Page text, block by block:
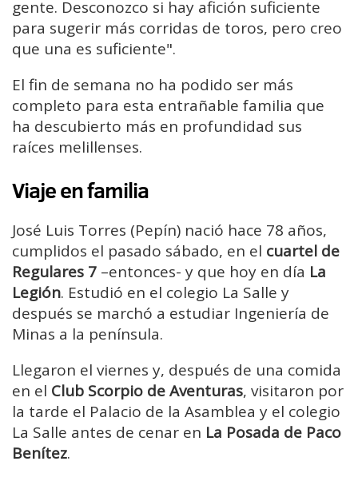
gente. Desconozco si hay afición suficiente
para sugerir más corridas de toros, pero creo
que una es suficiente".
El fin de semana no ha podido ser más
completo para esta entrañable familia que
ha descubierto más en profundidad sus
raíces melillenses.
Viaje en familia
José Luis Torres (Pepín) nació hace 78 años,
cumplidos el pasado sábado, en el cuartel de
Regulares 7 –entonces- y que hoy en día La
Legión. Estudió en el colegio La Salle y
después se marchó a estudiar Ingeniería de
Minas a la península.
Llegaron el viernes y, después de una comida
en el Club Scorpio de Aventuras, visitaron por
la tarde el Palacio de la Asamblea y el colegio
La Salle antes de cenar en La Posada de Paco
Benítez.